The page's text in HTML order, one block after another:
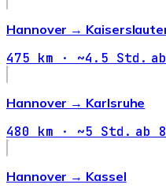
Hannover →
475 km · ~4.5 Std.
Hannover → Karlsruhe
480 km · ~5 Std. ab
Hannover → Kassel